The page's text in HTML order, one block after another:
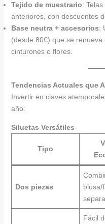
Tejido de muestrario:
anteriores, con descuentos
Base neutra + accesorios:
(desde 80€) que se
cinturones o flores.
Tendencias Actuales que
Invertir en claves
año:
Siluetas Versátiles
Tipo
Dos piezas
blusa/
Fácil